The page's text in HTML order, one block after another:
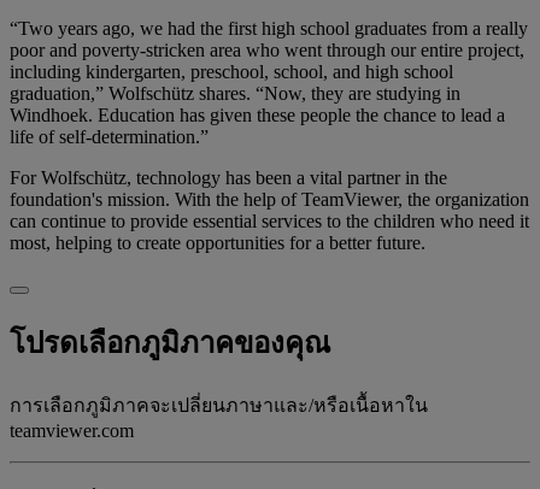
“Two years ago, we had the first high school graduates from a really
poor and poverty-stricken area who went through our entire project,
including kindergarten, preschool, school, and high school
graduation,” Wolfschütz shares. “Now, they are studying in
Windhoek. Education has given these people the chance to lead a
life of self-determination.”
For Wolfschütz, technology has been a vital partner in the
foundation's mission. With the help of TeamViewer, the organization
can continue to provide essential services to the children who need it
most, helping to create opportunities for a better future.
โปรดเลือกภูมิภาคของคุณ
การเลือกภูมิภาคจะเปลี่ยนภาษาและ/หรือเนื้อหาใน
teamviewer.com